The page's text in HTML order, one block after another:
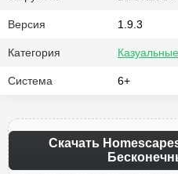
Версия 1.9.3
Категория Казуальные
Система 6+
Скачать